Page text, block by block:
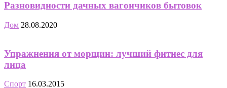
Разновидности дачных вагончиков бытовок
Дом 28.08.2020
Упражнения от морщин: лучший фитнес для
лица
Спорт 16.03.2015